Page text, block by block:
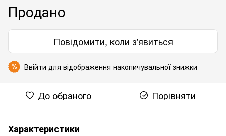
Продано
Повідомити, коли з'явиться
% Ввійти для відображення накопичувальної знижки
До обраного Порівняти
Характеристики